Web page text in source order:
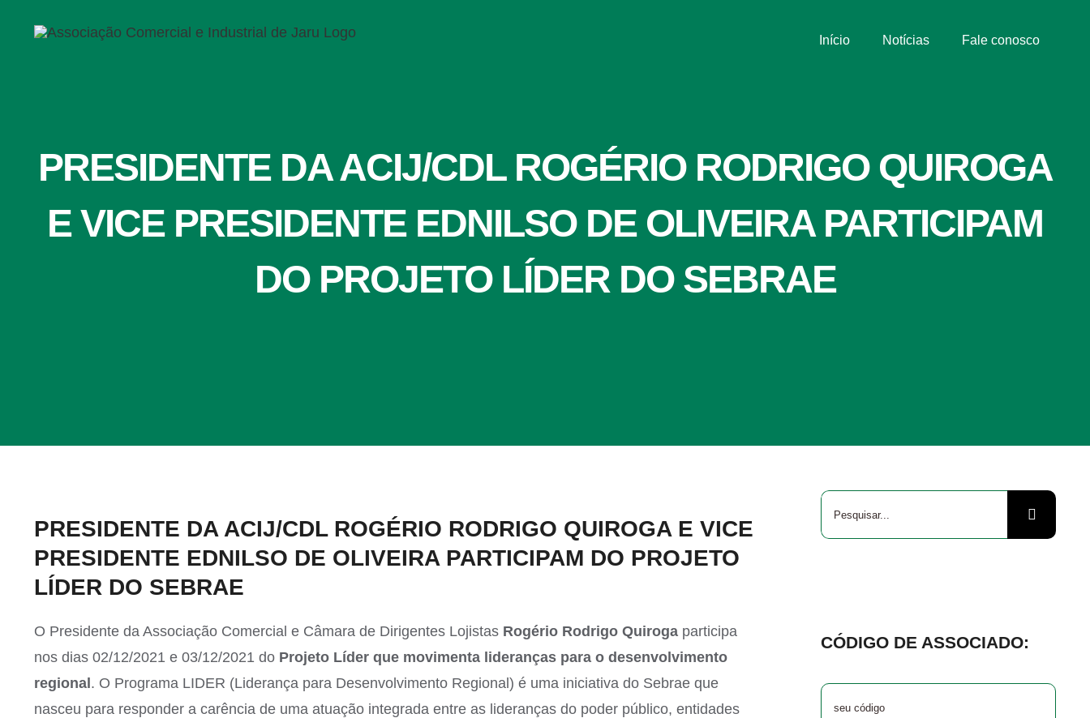
Início Notícias Fale conosco
PRESIDENTE DA ACIJ/CDL ROGÉRIO RODRIGO QUIROGA
E VICE PRESIDENTE EDNILSO DE OLIVEIRA PARTICIPAM
DO PROJETO LÍDER DO SEBRAE
Larger
Image
PRESIDENTE DA ACIJ/CDL ROGÉRIO RODRIGO QUIROGA E VICE
PRESIDENTE EDNILSO DE OLIVEIRA PARTICIPAM DO PROJETO
LÍDER DO SEBRAE
O Presidente da Associação Comercial e Câmara de Dirigentes Lojistas Rogério Rodrigo Quiroga participa
nos dias 02/12/2021 e 03/12/2021 do Projeto Líder que movimenta lideranças para o desenvolvimento
regional. O Programa LIDER (Liderança para Desenvolvimento Regional) é uma iniciativa do Sebrae que
nasceu para responder a carência de uma atuação integrada entre as lideranças do poder público, entidades
Buscar
resultados
CÓDIGO DE ASSOCIADO: